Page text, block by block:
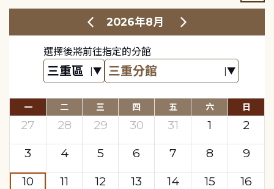
2026年8月
選擇後將前往指定的分館
一 二 三 四 五 六 日
27 28 29 30 31 1
2
3
4 5 6 7 8
9
10
11 12 13 14 15
16